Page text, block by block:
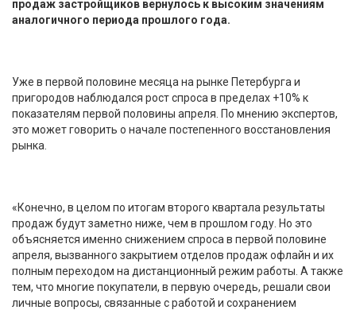
продаж застройщиков вернулось к высоким значениям
аналогичного периода прошлого года.
Уже в первой половине месяца на рынке Петербурга и
пригородов наблюдался рост спроса в пределах +10% к
показателям первой половины апреля. По мнению экспертов,
это может говорить о начале постепенного восстановления
рынка.
«Конечно, в целом по итогам второго квартала результаты
продаж будут заметно ниже, чем в прошлом году. Но это
объясняется именно снижением спроса в первой половине
апреля, вызванного закрытием отделов продаж офлайн и их
полным переходом на дистанционный режим работы. А также
тем, что многие покупатели, в первую очередь, решали свои
личные вопросы, связанные с работой и сохранением